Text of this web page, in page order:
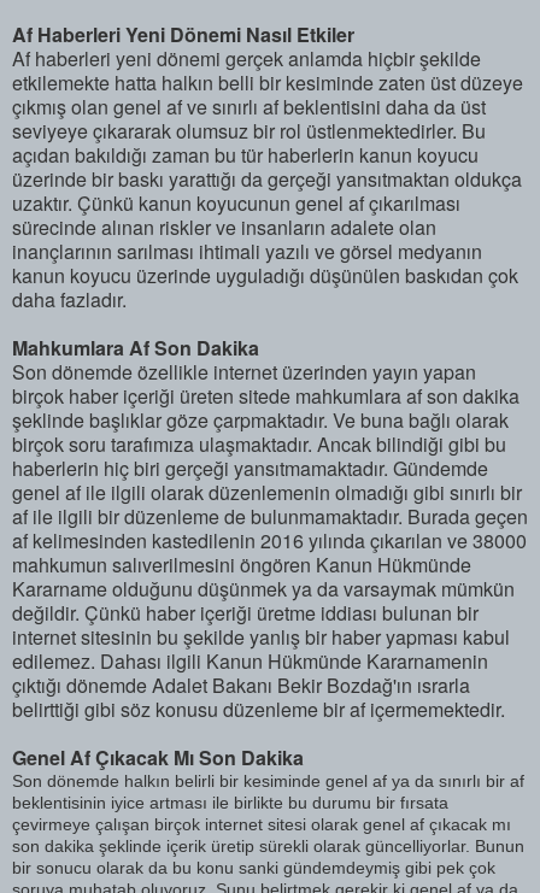
Af Haberleri Yeni Dönemi Nasıl Etkiler
Af haberleri yeni dönemi gerçek anlamda hiçbir şekilde
etkilemekte hatta halkın belli bir kesiminde zaten üst düzeye
çıkmış olan genel af ve sınırlı af beklentisini daha da üst
seviyeye çıkararak olumsuz bir rol üstlenmektedirler. Bu
açıdan bakıldığı zaman bu tür haberlerin kanun koyucu
üzerinde bir baskı yarattığı da gerçeği yansıtmaktan oldukça
uzaktır. Çünkü kanun koyucunun genel af çıkarılması
sürecinde alınan riskler ve insanların adalete olan
inançlarının sarılması ihtimali yazılı ve görsel medyanın
kanun koyucu üzerinde uyguladığı düşünülen baskıdan çok
daha fazladır.
Mahkumlara Af Son Dakika
Son dönemde özellikle internet üzerinden yayın yapan
birçok haber içeriği üreten sitede mahkumlara af son dakika
şeklinde başlıklar göze çarpmaktadır. Ve buna bağlı olarak
birçok soru tarafımıza ulaşmaktadır. Ancak bilindiği gibi bu
haberlerin hiç biri gerçeği yansıtmamaktadır. Gündemde
genel af ile ilgili olarak düzenlemenin olmadığı gibi sınırlı bir
af ile ilgili bir düzenleme de bulunmamaktadır. Burada geçen
af kelimesinden kastedilenin 2016 yılında çıkarılan ve 38000
mahkumun salıverilmesini öngören Kanun Hükmünde
Kararname olduğunu düşünmek ya da varsaymak mümkün
değildir. Çünkü haber içeriği üretme iddiası bulunan bir
internet sitesinin bu şekilde yanlış bir haber yapması kabul
edilemez. Dahası ilgili Kanun Hükmünde Kararnamenin
çıktığı dönemde Adalet Bakanı Bekir Bozdağ'ın ısrarla
belirttiği gibi söz konusu düzenleme bir af içermemektedir.
Genel Af Çıkacak Mı Son Dakika
Son dönemde halkın belirli bir kesiminde genel af ya da sınırlı bir af
beklentisinin iyice artması ile birlikte bu durumu bir fırsata
çevirmeye çalışan birçok internet sitesi olarak genel af çıkacak mı
son dakika şeklinde içerik üretip sürekli olarak güncelliyorlar. Bunun
bir sonucu olarak da bu konu sanki gündemdeymiş gibi pek çok
soruya muhatab oluyoruz. Şunu belirtmek gerekir ki genel af ya da